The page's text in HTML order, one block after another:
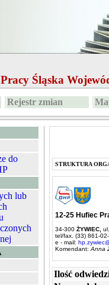
Śląska
Rejestr zmian
do
lub
STRUKTURA
12-25 Hufiec
34-300 ŻYWIEC,
tel/fax. (33) 861-
e - mail:
Komendant: Anna
Ilość